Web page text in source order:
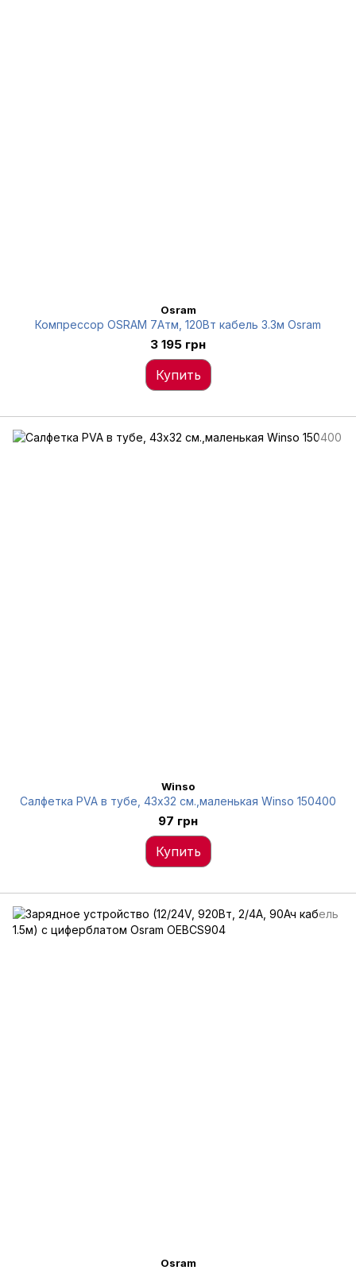
Osram
Компрессор OSRAM 7Атм, 120Вт кабель 3.3м Osram
3 195 грн
Купить
Winso
Салфетка PVA в тубе, 43x32 см.,маленькая Winso 150400
97 грн
Купить
Osram